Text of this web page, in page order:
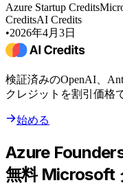
Azure Startup Credits
CreditsAI Credits
•2026年4月3日
検証済みのOpenAI、
クレジットを割引価格
始める
Azure
無料 Microsoft